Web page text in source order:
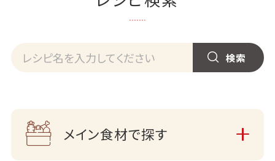
メイン食材で探す